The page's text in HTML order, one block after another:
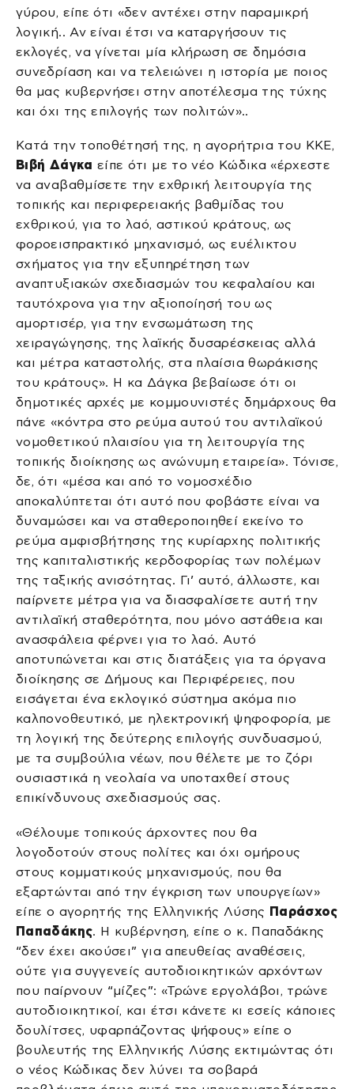
γύρου, είπε ότι «δεν αντέχει στην παραμικρή
λογική.. Αν είναι έτσι να καταργήσουν τις
εκλογές, να γίνεται μία κλήρωση σε δημόσια
συνεδρίαση και να τελειώνει η ιστορία με ποιος
θα μας κυβερνήσει στην αποτέλεσμα της τύχης
και όχι της επιλογής των πολιτών»..
Κατά την τοποθέτησή της, η αγορήτρια του ΚΚΕ,
Βιβή Δάγκα είπε ότι με το νέο Κώδικα «έρχεστε
να αναβαθμίσετε την εχθρική λειτουργία της
τοπικής και περιφερειακής βαθμίδας του
εχθρικού, για το λαό, αστικού κράτους, ως
φοροεισπρακτικό μηχανισμό, ως ευέλικτου
σχήματος για την εξυπηρέτηση των
αναπτυξιακών σχεδιασμών του κεφαλαίου και
ταυτόχρονα για την αξιοποίησή του ως
αμορτισέρ, για την ενσωμάτωση της
χειραγώγησης, της λαϊκής δυσαρέσκειας αλλά
και μέτρα καταστολής, στα πλαίσια θωράκισης
του κράτους». Η κα Δάγκα βεβαίωσε ότι οι
δημοτικές αρχές με κομμουνιστές δημάρχους θα
πάνε «κόντρα στο ρεύμα αυτού του αντιλαϊκού
νομοθετικού πλαισίου για τη λειτουργία της
τοπικής διοίκησης ως ανώνυμη εταιρεία». Τόνισε,
δε, ότι «μέσα και από το νομοσχέδιο
αποκαλύπτεται ότι αυτό που φοβάστε είναι να
δυναμώσει και να σταθεροποιηθεί εκείνο το
ρεύμα αμφισβήτησης της κυρίαρχης πολιτικής
της καπιταλιστικής κερδοφορίας των πολέμων
της ταξικής ανισότητας. Γι’ αυτό, άλλωστε, και
παίρνετε μέτρα για να διασφαλίσετε αυτή την
αντιλαϊκή σταθερότητα, που μόνο αστάθεια και
ανασφάλεια φέρνει για το λαό. Αυτό
αποτυπώνεται και στις διατάξεις για τα όργανα
διοίκησης σε Δήμους και Περιφέρειες, που
εισάγεται ένα εκλογικό σύστημα ακόμα πιο
καλπονοθευτικό, με ηλεκτρονική ψηφοφορία, με
τη λογική της δεύτερης επιλογής συνδυασμού,
με τα συμβούλια νέων, που θέλετε με το ζόρι
ουσιαστικά η νεολαία να υποταχθεί στους
επικίνδυνους σχεδιασμούς σας.
«Θέλουμε τοπικούς άρχοντες που θα
λογοδοτούν στους πολίτες και όχι ομήρους
στους κομματικούς μηχανισμούς, που θα
εξαρτώνται από την έγκριση των υπουργείων»
είπε ο αγορητής της Ελληνικής Λύσης Παράσχος
Παπαδάκης. Η κυβέρνηση, είπε ο κ. Παπαδάκης
“δεν έχει ακούσει” για απευθείας αναθέσεις,
ούτε για συγγενείς αυτοδιοικητικών αρχόντων
που παίρνουν “μίζες”: «Τρώνε εργολάβοι, τρώνε
αυτοδιοικητικοί, και έτσι κάνετε κι εσείς κάποιες
δουλίτσες, υφαρπάζοντας ψήφους» είπε ο
βουλευτής της Ελληνικής Λύσης εκτιμώντας ότι
ο νέος Κώδικας δεν λύνει τα σοβαρά